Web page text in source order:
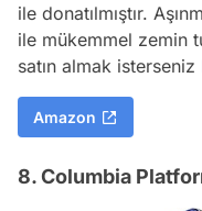
ile donatılmıştır.
ile mükemmel zemin
satın almak isterseniz
Amazon
8. Columbia